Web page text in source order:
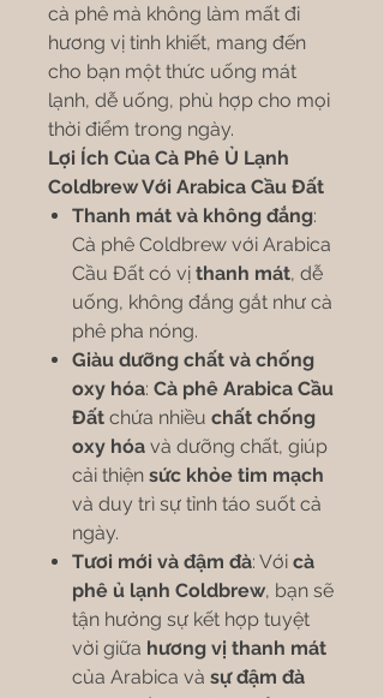
cà phê mà không làm mất đi
hương vị tinh khiết, mang đến
cho bạn một thức uống mát
lạnh, dễ uống, phù hợp cho mọi
thời điểm trong ngày.
Lợi Ích Của Cà Phê Ủ Lạnh
Coldbrew Với Arabica Cầu Đất
Thanh mát và không đắng:
Cà phê Coldbrew với Arabica
Cầu Đất có vị thanh mát, dễ
uống, không đắng gắt như cà
phê pha nóng.
Giàu dưỡng chất và chống
oxy hóa: Cà phê Arabica Cầu
Đất chứa nhiều chất chống
oxy hóa và dưỡng chất, giúp
cải thiện sức khỏe tim mạch
và duy trì sự tỉnh táo suốt cả
ngày.
Tươi mới và đậm đà: Với cà
phê ủ lạnh Coldbrew, bạn sẽ
tận hưởng sự kết hợp tuyệt
vời giữa hương vị thanh mát
của Arabica và sự đậm đà